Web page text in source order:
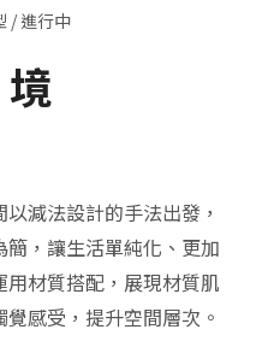
/ 進行中
減法設計的手法出發，
，讓生活單純化、更加
材質搭配，展現材質肌
感受，提升空間層次。